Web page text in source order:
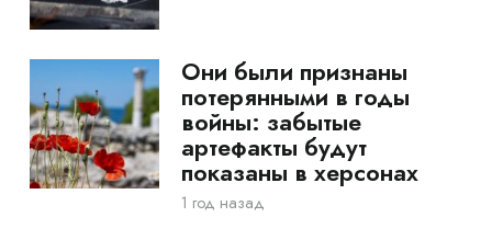
Они были признаны
потерянными в годы
войны: забытые
артефакты будут
показаны в херсонах
1 год назад